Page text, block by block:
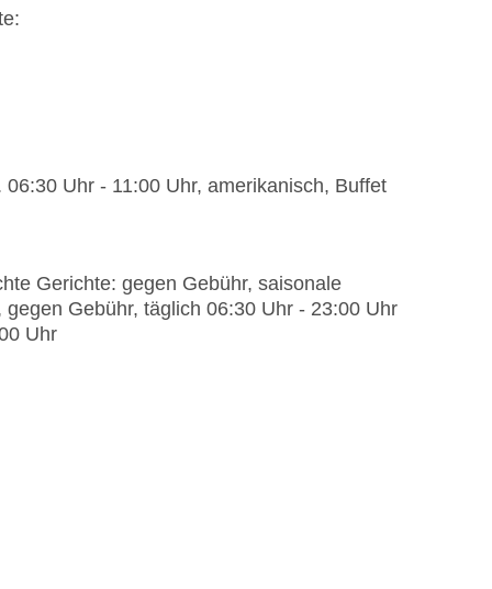
Uhr - 11:00 Uhr, amerikanisch, Buffet
Gerichte: gegen Gebühr, saisonale
Gebühr, täglich 06:30 Uhr - 23:00 Uhr
Uhr